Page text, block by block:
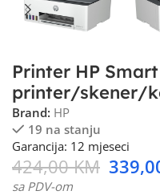
Printer HP
printer/skener/
Brand: HP
19 na stanju
Garancija: 12 mjeseci
424,00KM
sa PDV-om